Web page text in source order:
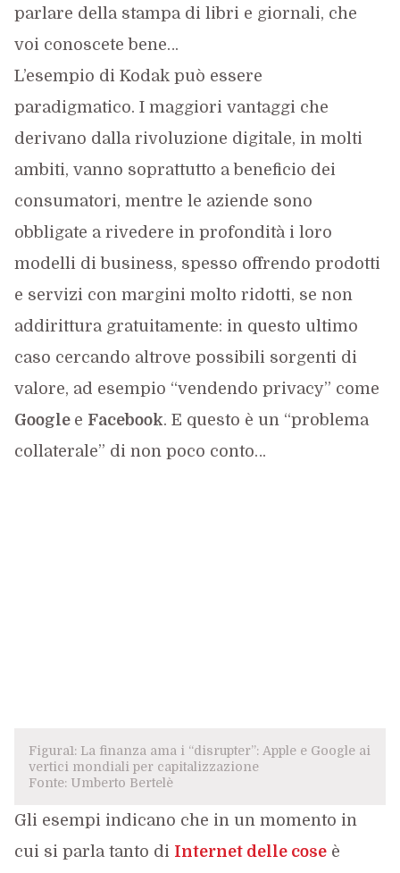
parlare della stampa di libri e giornali, che
voi conoscete bene…
L’esempio di Kodak può essere
paradigmatico. I maggiori vantaggi che
derivano dalla rivoluzione digitale, in molti
ambiti, vanno soprattutto a beneficio dei
consumatori, mentre le aziende sono
obbligate a rivedere in profondità i loro
modelli di business, spesso offrendo prodotti
e servizi con margini molto ridotti, se non
addirittura gratuitamente: in questo ultimo
caso cercando altrove possibili sorgenti di
valore, ad esempio “vendendo privacy” come
Google e Facebook. E questo è un “problema
collaterale” di non poco conto…
Figura1: La finanza ama i “disrupter”: Apple e Google ai
vertici mondiali per capitalizzazione
Fonte: Umberto Bertelè
Gli esempi indicano che in un momento in
cui si parla tanto di Internet delle coseè